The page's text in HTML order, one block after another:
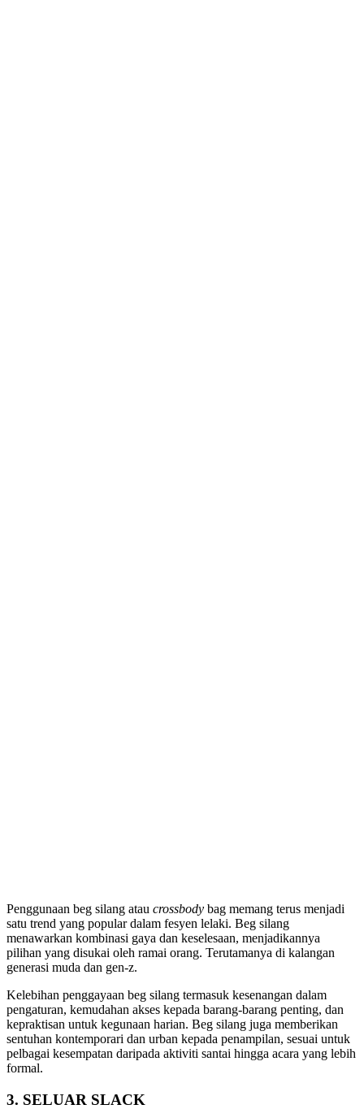
Penggunaan beg silang atau crossbody bag memang terus menjadi
satu trend yang popular dalam fesyen lelaki. Beg silang
menawarkan kombinasi gaya dan keselesaan, menjadikannya
pilihan yang disukai oleh ramai orang. Terutamanya di kalangan
generasi muda dan gen-z.
Kelebihan penggayaan beg silang termasuk kesenangan dalam
pengaturan, kemudahan akses kepada barang-barang penting, dan
kepraktisan untuk kegunaan harian. Beg silang juga memberikan
sentuhan kontemporari dan urban kepada penampilan, sesuai untuk
pelbagai kesempatan daripada aktiviti santai hingga acara yang lebih
formal.
3. SELUAR SLACK